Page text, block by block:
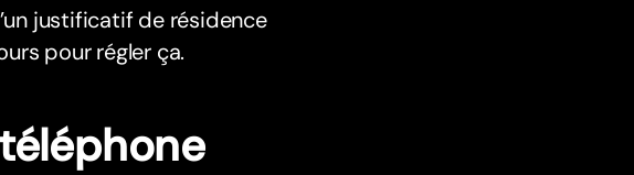
justificatif de résidence
pour régler ça.